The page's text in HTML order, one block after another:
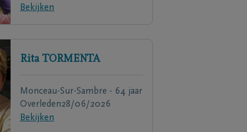
Bekijken
Rita TORMENTA
Monceau-Sur-Sambre - 64 jaar
Overleden28/06/2026
Bekijken